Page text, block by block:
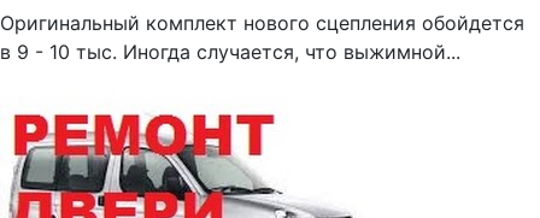
Оригинальный комплект нового сцепления обойдется
в 9 - 10 тыс. Иногда случается, что выжимной...